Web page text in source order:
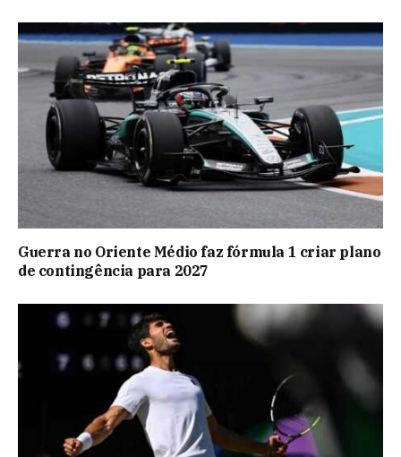
Guerra no Oriente Médio faz fórmula 1 criar plano
de contingência para 2027